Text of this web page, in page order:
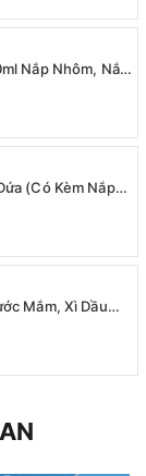
Nắp Nhôm, Nắp
Sinh Tố, Detox,
- North Star
(Có Kèm Nắp),
Star Packing
Mắm, Xì Dầu
Vòi Rót, Chất